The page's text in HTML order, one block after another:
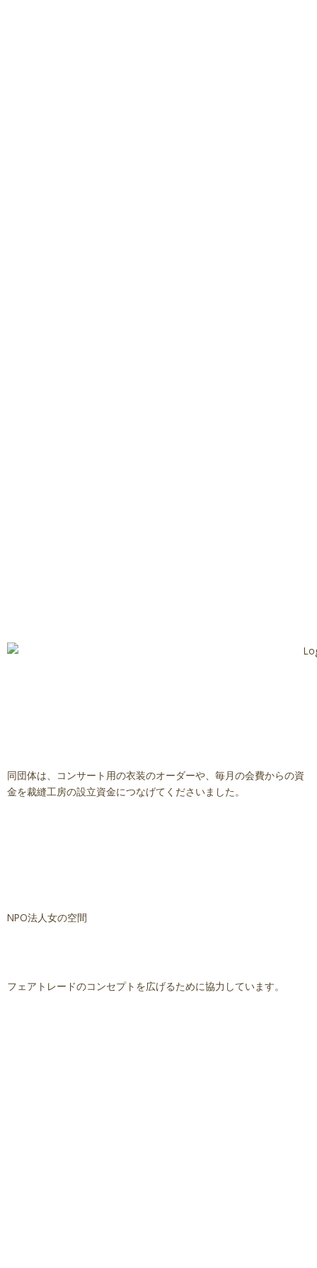
同団体は、コンサート用の衣装のオーダーや、毎月の会費からの資
金を裁縫工房の設立資金につなげてくださいました。
NPO法人女の空間
フェアトレードのコンセプトを広げるために協力しています。